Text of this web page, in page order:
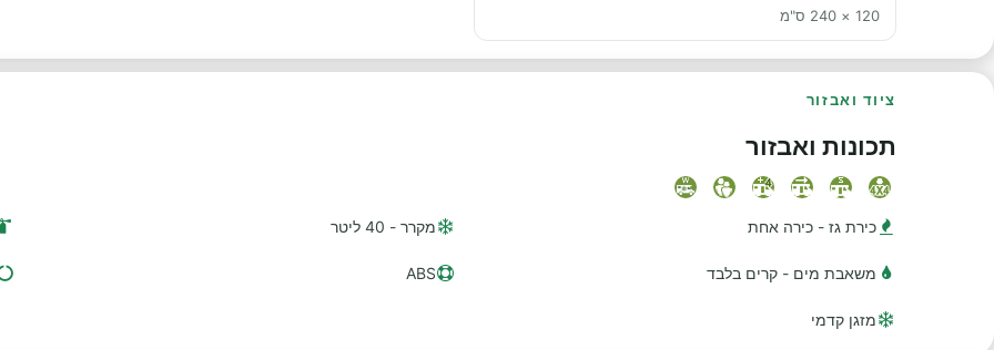
120 × 240 ס"מ
ציוד ואבזור
תכונות ואבזור
כירת גז - כירה אחת מקרר - 40 ליטר
משאבת מים - קרים בלבד ABS
מזגן קדמי